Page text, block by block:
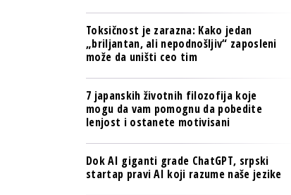
TECH I AI
BIZNIS & SPORT
PULS REGIONA
NOVO NA RAFU
PULS REGIONA
Toksičnost je zarazna: Kako jedan
„briljantan, ali nepodnošljiv“ zaposleni
može da uništi ceo tim
7 japanskih životnih filozofija koje
mogu da vam pomognu da pobedite
lenjost i ostanete motivisani
Dok AI giganti grade ChatGPT, srpski
startap pravi AI koji razume naše jezike